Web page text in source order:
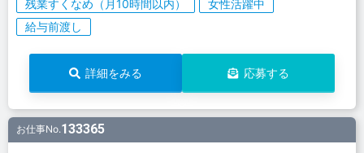
残業すくなめ（月10時間以内）
女性活躍中
給与前渡し
詳細をみる 応募する
お仕事No.133365